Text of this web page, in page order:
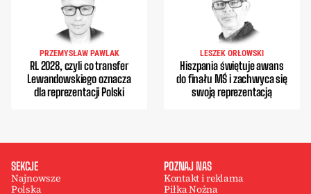
PRZEMYSŁAW PAWLAK
RL 2028, czyli co transfer
Lewandowskiego oznacza
dla reprezentacji Polski
LESZEK ORŁOWSKI
Hiszpania świętuje awans
do finału MŚ i zachwyca się
swoją reprezentacją
SEKCJE
Najnowsze
Polska
POZNAJ NAS
Kontakt i reklama
Piłka Nożna